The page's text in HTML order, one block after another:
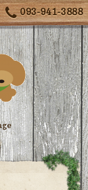
093-941-3888